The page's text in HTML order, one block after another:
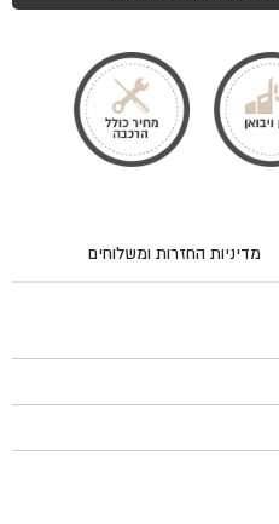
מדיניות החזרות ומשלוחים